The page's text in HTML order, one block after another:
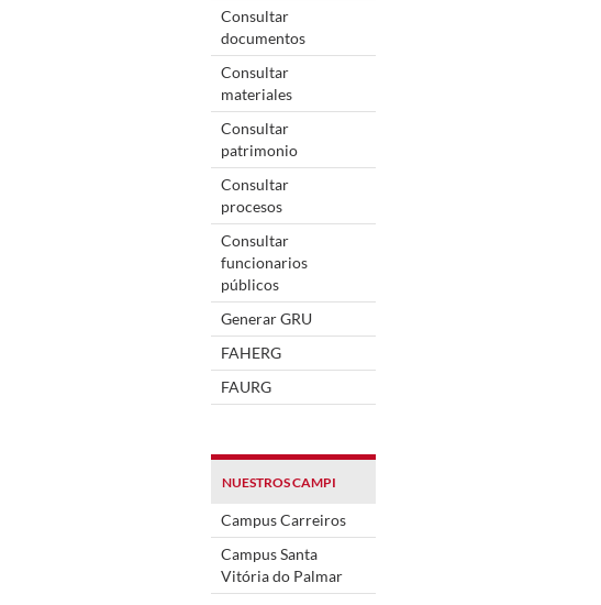
Consultar
documentos
Consultar
materiales
Consultar
patrimonio
Consultar
procesos
Consultar
funcionarios
públicos
Generar GRU
FAHERG
FAURG
NUESTROS CAMPI
Campus Carreiros
Campus Santa
Vitória do Palmar